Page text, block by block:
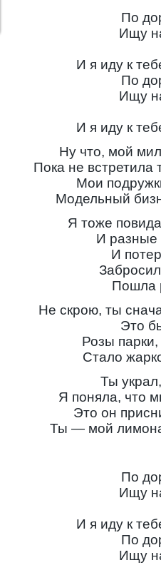
По
Ищу
И я иду к
По
Ищу
И я иду к
Ну что, мой
Пока не
Мои
Модельный
Я тоже
И разные
И
Пошла
Не скрою, ты
Это
Розы
Стало
Ты
Я поняла, что
Это он
Ты — мой
По
Ищу
И я иду к
По
Ищу